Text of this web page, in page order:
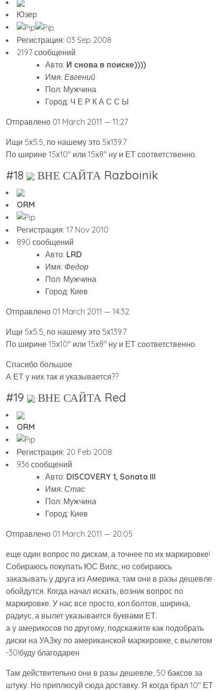
Юзер
Регистрация: 03 Sep 2008
2197 сообщений
Авто: И снова в поиске))))
Имя: Евгений
Пол: Мужчина
Город: Ч Е Р К А С С Ы
Отправлено 01 March 2011 — 11:27
Ищи 5х5.5, по нашему это 5х139.7
По ширине 15х10″ или 15х8″ ну и ЕТ соответственно.
#18 ВНЕ САЙТА Razboinik
ORM
Регистрация: 17 Nov 2010
890 сообщений
Авто: LRD
Имя: Федор
Пол: Мужчина
Город: Киев
Отправлено 01 March 2011 — 14:32
Ищи 5х5.5, по нашему это 5х139.7
По ширине 15х10″ или 15х8″ ну и ЕТ соответственно.
Спасибо большое
А ЕТ у них так и указывается??
#19 ВНЕ САЙТА Red
ORM
Регистрация: 20 Feb 2008
936 сообщений
Авто: DISCOVERY 1, Sonata III
Имя: Стас
Пол: Мужчина
Город: Киев
Отправлено 01 March 2011 — 20:05
еще один вопрос по дискам, а точнее по их маркировке!
Собираюсь покупать ЮС Вилс, но собираюсь
заказывать у друга из Америка, там они в разы дешевле
обойдутся. Когда начал искать, возник вопрос по
маркировке. У нас все просто, кол.болтов, ширина,
радиус, а вылет указывается буквами ЕТ.
а у америкосов по другому, подскажите как подобрать
диски на УАЗку по американской маркировке, с вылетом
-30!буду благодарен
Там действительно они в разы дешевле, 50 баксов за
штуку. Но приплюсуй сюда доставку. Я когда брал 10″ ЕТ